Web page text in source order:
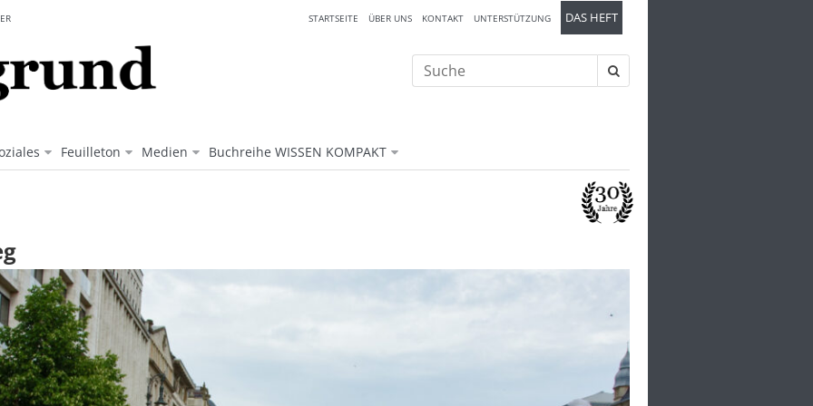
Feuilleton Medien Buchreihe WISSEN KOMPAKT
STARTSEITE ÜBER UNS KONTAKT UNTERSTÜTZUNG DAS HEFT
Suche
nach: